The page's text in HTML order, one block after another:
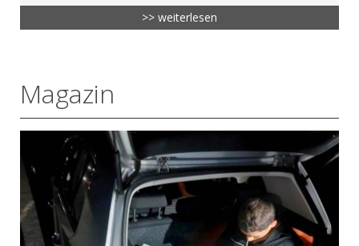
>> weiterlesen
Magazin